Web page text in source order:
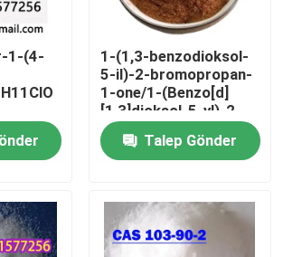
1-(4-
Cas
1-(1,3-benzodioksol-
5-il)-2-bromopropan-
1-one/1-(Benzo[d]
[1,3]dioksol-5-yl)-2-
bromopropan-1-one
CAS 52190-28-0
Talep Gönder